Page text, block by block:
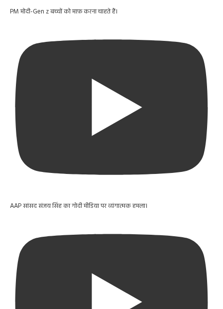
PM मोदी-Gen z बच्चों को माफ़ करना चाहते हैं।
AAP सांसद संजय सिंह का गोदी मीडिया पर व्यंगात्मक हमला।